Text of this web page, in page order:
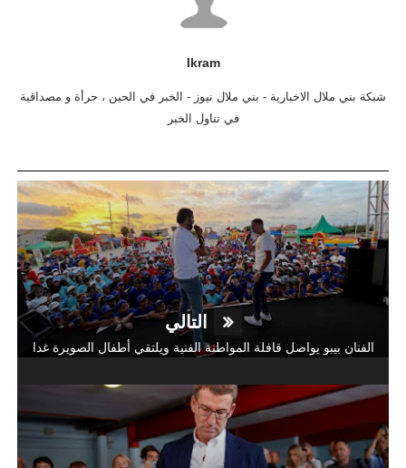
Ikram
شبكة بني ملال الاخبارية - بني ملال نيوز - الخبر في الحين ، جرأة و مصداقية
في تناول الخبر
التالي
الفنان بيبو يواصل قافلة المواطنة الفنية ويلتقي أطفال الصويرة غدا